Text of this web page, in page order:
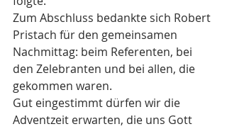
Zum Abschluss bedankte sich Robert
Pristach für den gemeinsamen
Nachmittag: beim Referenten, bei
den Zelebranten und bei allen, die
gekommen waren.
Gut eingestimmt dürfen wir die
Adventzeit erwarten, die uns Gott